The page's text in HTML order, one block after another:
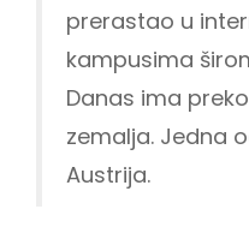
prerastao u
kampusima
Danas ima
zemalja. Jedna
Austrija.